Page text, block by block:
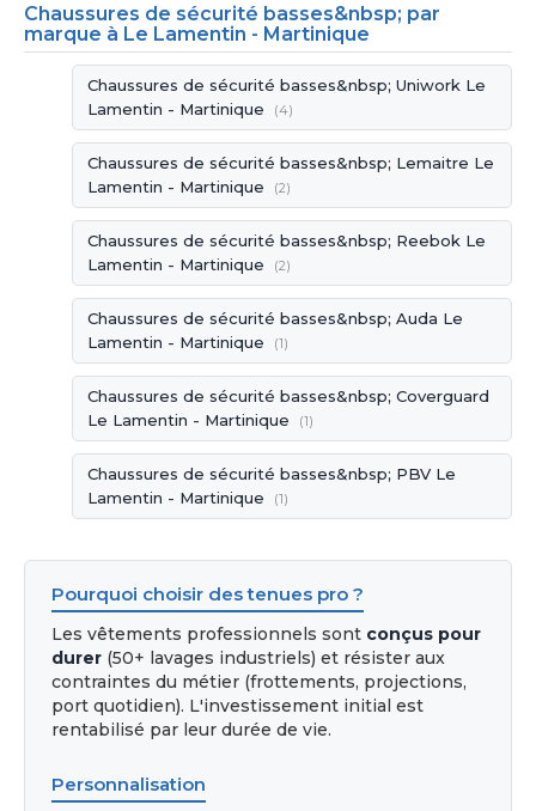
Chaussures de sécurité basses&nbsp; par
marque à Le Lamentin - Martinique
Chaussures de sécurité basses&nbsp; Uniwork Le
Lamentin - Martinique
(4)
Chaussures de sécurité basses&nbsp; Lemaitre Le
Lamentin - Martinique
(2)
Chaussures de sécurité basses&nbsp; Reebok Le
Lamentin - Martinique
(2)
Chaussures de sécurité basses&nbsp; Auda Le
Lamentin - Martinique
(1)
Chaussures de sécurité basses&nbsp; Coverguard
Le Lamentin - Martinique
(1)
Chaussures de sécurité basses&nbsp; PBV Le
Lamentin - Martinique
(1)
Pourquoi choisir des tenues pro ?
Les vêtements professionnels sont conçus pour
durer (50+ lavages industriels) et résister aux
contraintes du métier (frottements, projections,
port quotidien). L'investissement initial est
rentabilisé par leur durée de vie.
Personnalisation